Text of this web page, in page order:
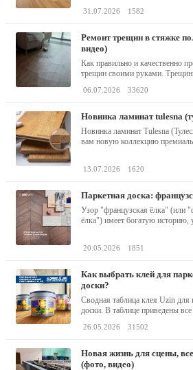
31.07.2026 1582
ремонт трещин в стяжке пола своими руками (фото,
видео)
Как правильно и качественно
трещин своими руками.
06.07.2026 33620
новинка ламинат tulesna
Новинка ламинат Tulesna
вам новую коллекцию
13.07.2026 1620
паркетная доска:
Узор "французская ёлка" (или
ёлка") имеет богатую историю,
20.05.2026 1851
как выбрать клей для паркета или паркетной
доски?
Сводная таблица клея Uzin для
доски. В таблице приведены все
26.05.2026 31502
новая жизнь для сцены, все этапы паркетных работ
(фото, видео)